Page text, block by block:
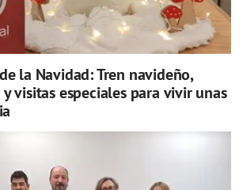
la Navidad: Tren navideño,
visitas especiales para vivir unas